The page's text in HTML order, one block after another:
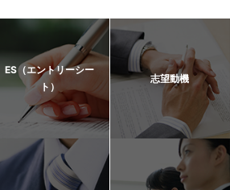
ES（エントリーシー
ト）
志望動機